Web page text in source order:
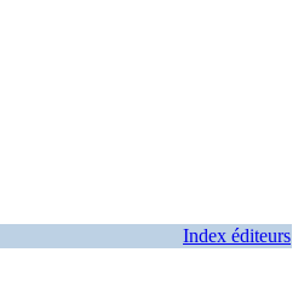
Index éditeurs